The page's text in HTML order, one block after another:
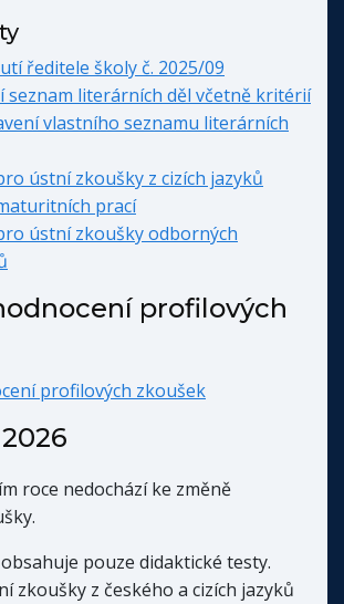
ředitele školy č. 2025/09
seznam literárních děl včetně kritérií
vlastního seznamu literárních
ústní zkoušky z cizích jazyků
prací
ústní zkoušky odborných
profilových
profilových zkoušek
roce nedochází ke změně
pouze didaktické testy.
zkoušky z českého a cizích jazyků